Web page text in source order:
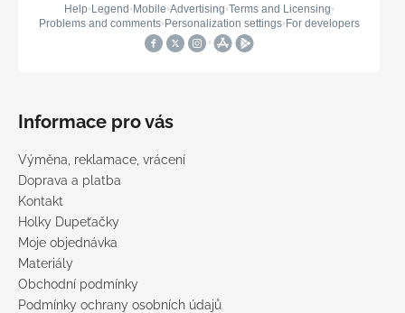
Informace pro vás
Výměna, reklamace, vrácení
Doprava a platba
Kontakt
Holky Dupeťačky
Moje objednávka
Materiály
Obchodní podmínky
Podmínky ochrany osobních údajů